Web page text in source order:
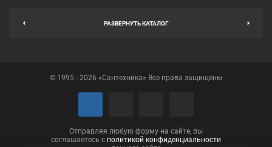
Мыльницы
Полотенцедержатели
Сушилки для белья
Пробки для ванн
РАЗВЕРНУТЬ КАТАЛОГ
© 1995 - 2026 «Сантехника» Все права защищены
Отправляя любую форму на сайте, вы
соглашаетесь с политикой конфиденциальности